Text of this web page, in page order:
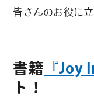
皆さんのお役に
書籍 『Joy
ト！